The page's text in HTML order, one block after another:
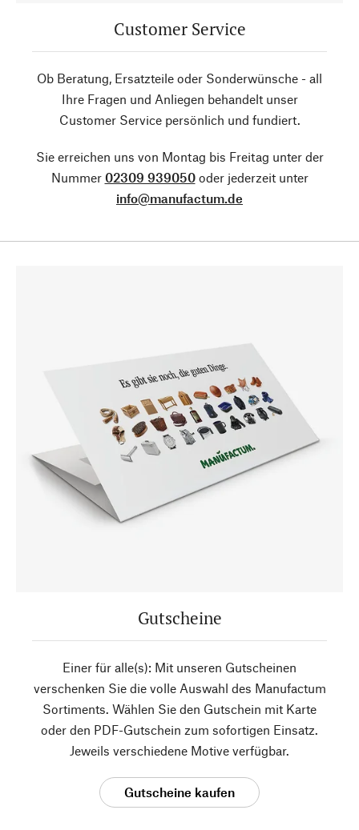
Customer Service
Ob Beratung, Ersatzteile oder Sonderwünsche - all
Ihre Fragen und Anliegen behandelt unser
Customer Service persönlich und fundiert.
Sie erreichen uns von Montag bis Freitag unter der
Nummer 02309 939050oder jederzeit unter
info@manufactum.de
Gutscheine
Einer für alle(s): Mit unseren Gutscheinen
verschenken Sie die volle Auswahl des Manufactum
Sortiments. Wählen Sie den Gutschein mit Karte
oder den PDF-Gutschein zum sofortigen Einsatz.
Jeweils verschiedene Motive verfügbar.
Gutscheine kaufen